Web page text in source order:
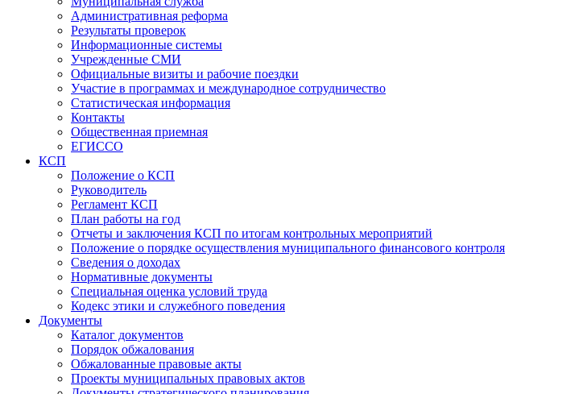
Административная реформа
Результаты проверок
Информационные системы
Учрежденные СМИ
Официальные визиты и рабочие поездки
Участие в программах и международное сотрудничество
Статистическая информация
Контакты
Общественная приемная
ЕГИССО
КСП
Положение о КСП
Руководитель
Регламент КСП
План работы на год
Отчеты и заключения КСП по итогам контрольных мероприятий
Положение о порядке осуществления муниципального финансового контроля
Сведения о доходах
Нормативные документы
Специальная оценка условий труда
Кодекс этики и служебного поведения
Документы
Каталог документов
Порядок обжалования
Обжалованные правовые акты
Проекты муниципальных правовых актов